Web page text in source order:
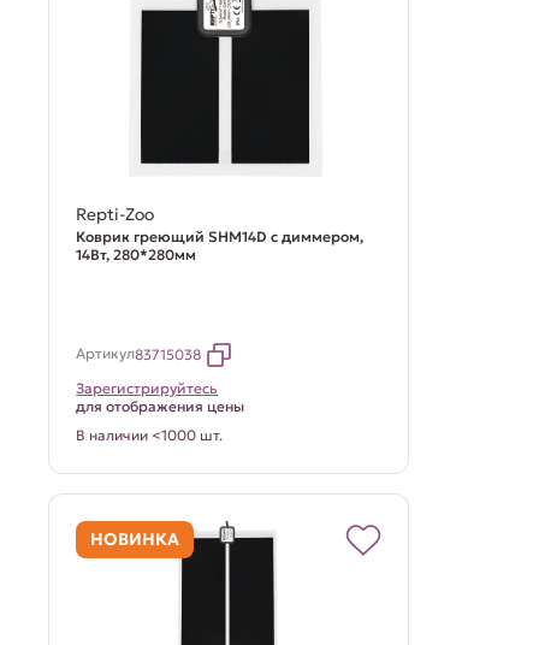
Repti-Zoo
Коврик греющий SHM14D с диммером,
14Вт, 280*280мм
Артикул83715038
Зарегистрируйтесь
для отображения цены
В наличии <1000 шт.
НОВИНКА